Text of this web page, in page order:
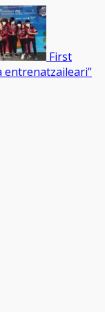
First
entrenatzaileari”